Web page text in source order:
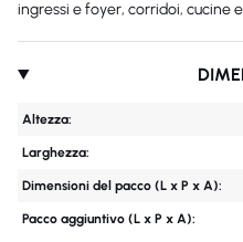
ingressi e foyer, corridoi, cucine
Altezza:
Larghezza:
Dimensioni del pacco (L x P x A):
Pacco aggiuntivo (L x P x A):